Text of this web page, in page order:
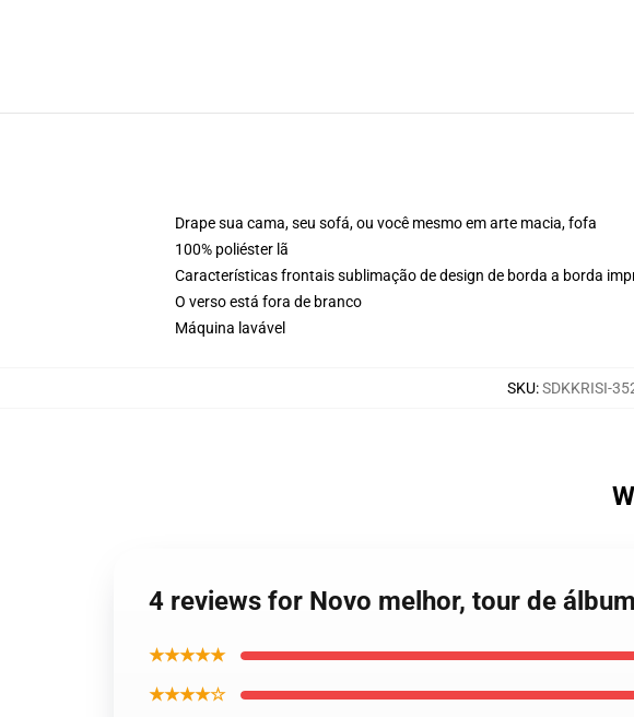
Drape sua cama, seu sofá, ou você mesmo em arte macia, fofa
100% poliéster lã
Características frontais sublimação de design de borda a borda
O verso está fora de branco
Máquina lavável
SKU:SDKKRISI-
4 reviews for Novo melhor, tour de
★★★★★
★★★★☆